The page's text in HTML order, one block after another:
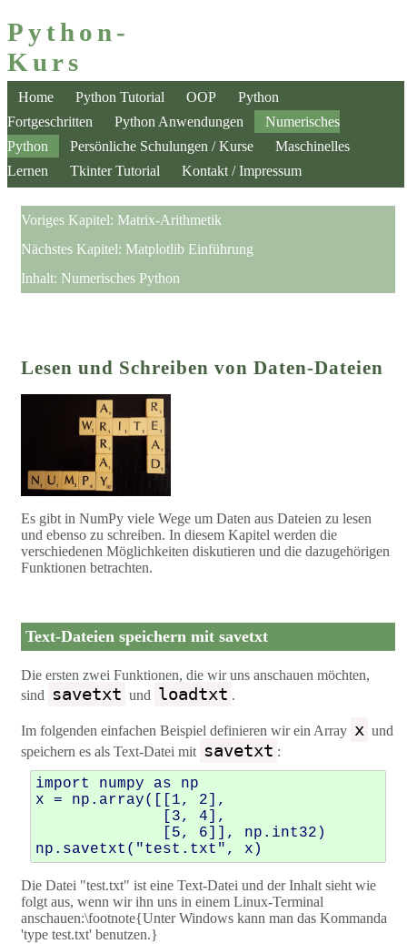
Python-
Kurs
Home Python Tutorial OOP
Python
Fortgeschritten
Python Anwendungen
Numerisches
Python
Persönliche Schulungen / Kurse
Maschinelles
Lernen
Tkinter Tutorial Kontakt / Impressum
Voriges Kapitel: Matrix-Arithmetik
Nächstes Kapitel: Matplotlib Einführung
Inhalt: Numerisches Python
Lesen und Schreiben von Daten-Dateien
Es gibt in NumPy viele Wege um Daten aus Dateien zu lesen
und ebenso zu schreiben. In diesem Kapitel werden die
verschiedenen Möglichkeiten diskutieren und die dazugehörigen
Funktionen betrachten.
Text-Dateien speichern mit savetxt
Die ersten zwei Funktionen, die wir uns anschauen möchten,
sind
savetxt und loadtxt .
Im folgenden einfachen Beispiel definieren wir ein Array x und
speichern es als Text-Datei mit savetxt :
import numpy as
np
x
= np . array([[ 1, 2 ],
[ 3, 4 ],
[ 5, 6 ]], np . int32 )
np . savetxt ( "test.txt" , x )
Die Datei "test.txt" ist eine Text-Datei und der Inhalt sieht wie
folgt aus, wenn wir ihn uns in einem Linux-Terminal
anschauen:\footnote{Unter Windows kann man das Kommanda
'type test.txt' benutzen.}